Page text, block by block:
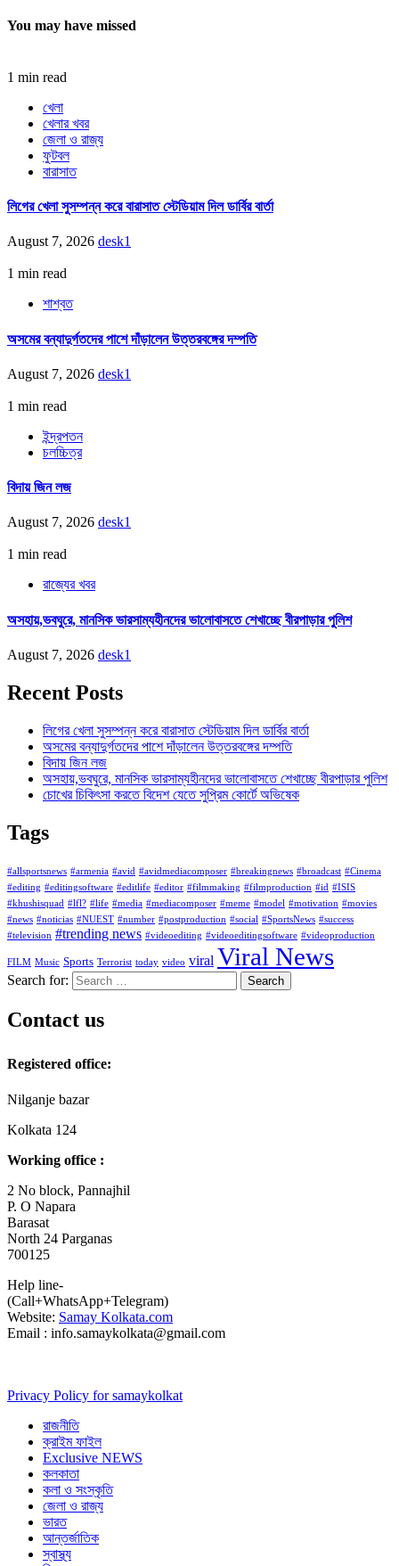
You may have missed
1 min read
খেলা
খেলার খবর
জেলা ও রাজ্য
ফুটবল
বারাসাত
লিগের খেলা সুসম্পন্ন করে বারাসাত স্টেডিয়াম দিল ডার্বির বার্তা
August 7, 2026 desk1
1 min read
শাশ্বত
অসমের বন্যাদুর্গতদের পাশে দাঁড়ালেন উত্তরবঙ্গের দম্পতি
August 7, 2026 desk1
1 min read
ইন্দ্রপতন
চলচ্চিত্র
বিদায় জিন লজ
August 7, 2026 desk1
1 min read
রাজ্যের খবর
অসহায়,ভবঘুরে, মানসিক ভারসাম্যহীনদের ভালোবাসতে শেখাচ্ছে বীরপাড়ার পুলিশ
August 7, 2026 desk1
Recent Posts
লিগের খেলা সুসম্পন্ন করে বারাসাত স্টেডিয়াম দিল ডার্বির বার্তা
অসমের বন্যাদুর্গতদের পাশে দাঁড়ালেন উত্তরবঙ্গের দম্পতি
বিদায় জিন লজ
অসহায়,ভবঘুরে, মানসিক ভারসাম্যহীনদের ভালোবাসতে শেখাচ্ছে বীরপাড়ার পুলিশ
চোখের চিকিৎসা করতে বিদেশ যেতে সুপ্রিম কোর্টে অভিষেক
Tags
#allsportsnews #armenia #avid #avidmediacomposer #breakingnews #broadcast #Cinema
#editing #editingsoftware #editlife #editor #filmmaking #filmproduction #id #ISIS
#khushisquad #lfl? #life #media #mediacomposer #meme #model #motivation #movies
#news #noticias #NUEST #number #postproduction #social #SportsNews #success
#television #trending news #videoediting #videoeditingsoftware #videoproduction
FILM Music Sports Terrorist today video viral Viral News
Search for:
Contact us
Registered office:
Nilganje bazar
Kolkata 124
Working office :
2 No block, Pannajhil
P. O Napara
Barasat
North 24 Parganas
700125
Help line-
(Call+WhatsApp+Telegram)
Website: Samay Kolkata.com
Email : info.samaykolkata@gmail.com
Privacy Policy for samaykolkat
রাজনীতি
ক্রাইম ফাইল
Exclusive NEWS
কলকাতা
কলা ও সংস্কৃতি
জেলা ও রাজ্য
ভারত
আন্তর্জাতিক
স্বাস্থ্য